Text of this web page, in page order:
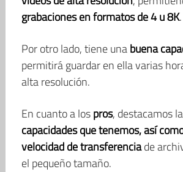
grabaciones en formatos de 4 u 8K.
Por otro lado, tiene unabuena
permitirá guardar en ella varias
alta resolución.
En cuanto a lospros, destacamos
capacidades que tenemos, así
velocidad de transferenciade
el pequeño tamaño.